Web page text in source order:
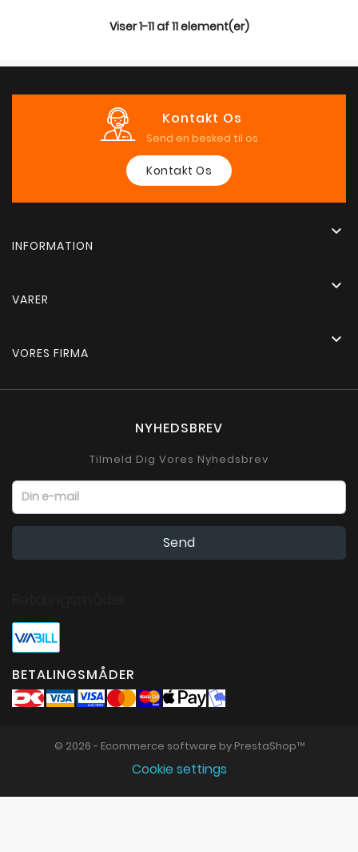
Viser 1-11 af 11 element(er)
Kontakt Os
Send en besked til os
Kontakt Os
INFORMATION

VARER

VORES FIRMA

NYHEDSBREV
Tilmeld Dig Vores Nyhedsbrev
BETALINGSMÅDER
© 2026 - Ecommerce software by PrestaShop™
Cookie settings